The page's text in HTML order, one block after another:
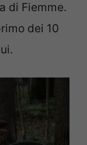
di Fiemme.
dei 10